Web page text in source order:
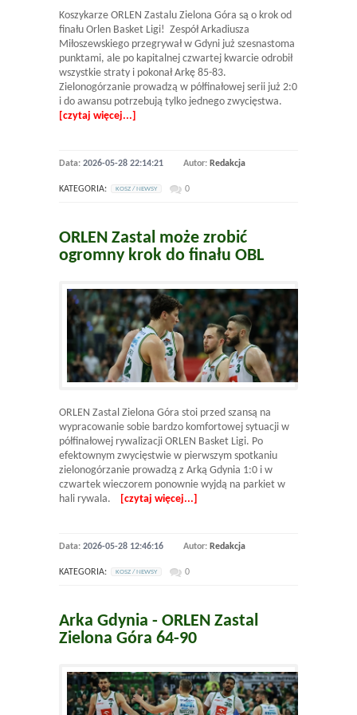
Koszykarze ORLEN Zastalu Zielona Góra są o krok od
finału Orlen Basket Ligi! Zespół Arkadiusza
Miłoszewskiego przegrywał w Gdyni już szesnastoma
punktami, ale po kapitalnej czwartej kwarcie odrobił
wszystkie straty i pokonał Arkę 85-83.
Zielonogórzanie prowadzą w półfinałowej serii już 2:0
i do awansu potrzebują tylko jednego zwycięstwa.
[czytaj więcej...]
Data: 2026-05-28 22:14:21 Autor: Redakcja
KATEGORIA: KOSZ / NEWSY 0
ORLEN Zastal może zrobić
ogromny krok do finału OBL
ORLEN Zastal Zielona Góra stoi przed szansą na
wypracowanie sobie bardzo komfortowej sytuacji w
półfinałowej rywalizacji ORLEN Basket Ligi. Po
efektownym zwycięstwie w pierwszym spotkaniu
zielonogórzanie prowadzą z Arką Gdynia 1:0 i w
czwartek wieczorem ponownie wyjdą na parkiet w
hali rywala.
[czytaj więcej...]
Data: 2026-05-28 12:46:16 Autor: Redakcja
KATEGORIA: KOSZ / NEWSY 0
Arka Gdynia - ORLEN Zastal
Zielona Góra 64-90